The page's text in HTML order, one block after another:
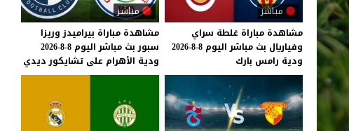
مباشر
مشاهدة مباراة غلطة سراي
وفياريال بث مباشر اليوم 8-8-2026
ودية رامس بارك
مباشر
مشاهدة مباراة بيراميدز وريزا
سبور بث مباشر اليوم 8-8-2026
ودية الأهرام على تشايكور ديدي